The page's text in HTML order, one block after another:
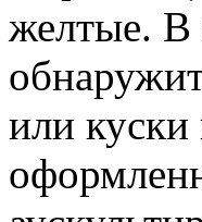
желтые. В
или